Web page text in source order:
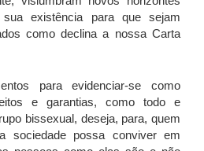
existência para que sejam
como declina a nossa Carta
para evidenciar-se como
e garantias, como todo e
bissexual, deseja, para, quem
sociedade possa conviver em